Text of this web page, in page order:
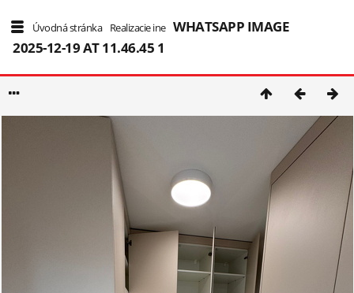
Úvodná stránka/ Realizacie ine/ WHATSAPP IMAGE
2025-12-19 AT 11.46.45 1